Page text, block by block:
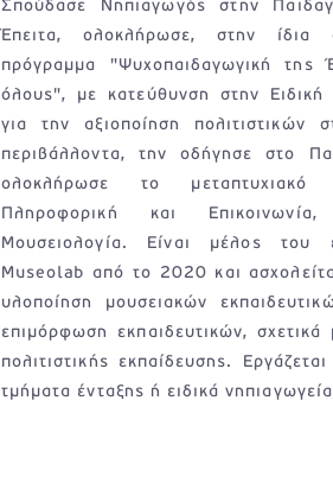
Σπούδασε Νηπιαγωγός στην
Έπειτα, ολοκλήρωσε, στην ίδια
πρόγραμμα "Ψυχοπαιδαγωγική της
όλους", με κατεύθυνση στην
για την αξιοποίηση πολιτιστικών
περιβάλλοντα, την οδήγησε στο
ολοκλήρωσε το μεταπτυχιακό
Πληροφορική και
Μουσειολογία. Είναι μέλος του
Museolab από το 2020 και
υλοποίηση μουσειακών
επιμόρφωση εκπαιδευτικών,
πολιτιστικής εκπαίδευσης.
τμήματα ένταξης ή ειδικά